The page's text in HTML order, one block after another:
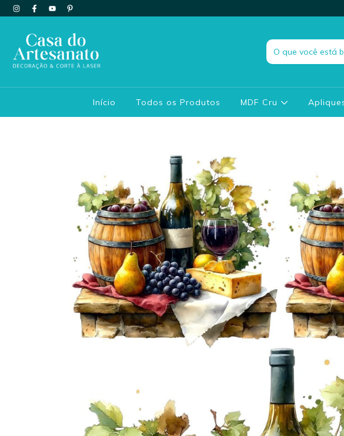
Início Todos os Produtos MDF Cru